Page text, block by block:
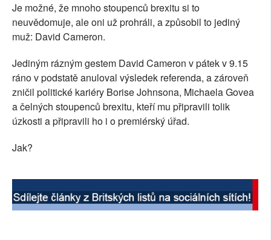
Je možné, že mnoho stoupenců brexitu si to
neuvědomuje, ale oni už prohráli, a způsobil to jediný
muž: David Cameron.
Jediným rázným gestem David Cameron v pátek v 9.15
ráno v podstatě anuloval výsledek referenda, a zároveň
zničil politické kariéry Borise Johnsona, Michaela Govea
a čelných stoupenců brexitu, kteří mu připravili tolik
úzkosti a připravili ho i o premiérský úřad.
Jak?